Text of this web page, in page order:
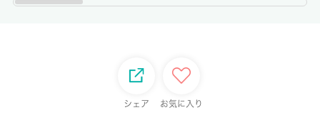
シェア お気に入り